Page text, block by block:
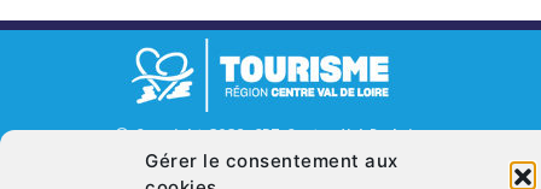
Gérer le consentement aux
© Copyright 2026. CRT Centre-Val De Loire
Mentions légales Politique de cookies (UE)